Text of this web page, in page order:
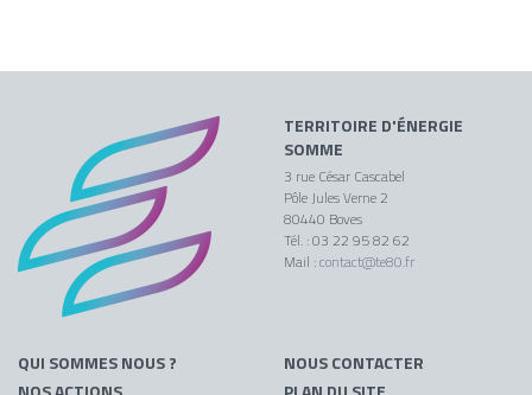
TERRITOIRE D'ÉNERGIE
SOMME
3 rue César Cascabel
Pôle Jules Verne 2
80440 Boves
Tél. : 03 22 95 82 62
Mail :contact@te80.fr
QUI SOMMES NOUS ?
NOUS CONTACTER